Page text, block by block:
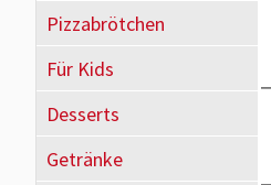
Pizzabrötchen
Für Kids
Desserts
Getränke